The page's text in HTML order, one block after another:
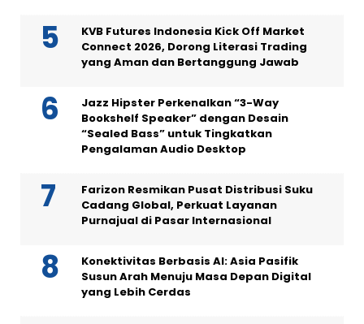
KVB Futures Indonesia Kick Off Market
Connect 2026, Dorong Literasi Trading
yang Aman dan Bertanggung Jawab
Jazz Hipster Perkenalkan “3-Way
Bookshelf Speaker” dengan Desain
“Sealed Bass” untuk Tingkatkan
Pengalaman Audio Desktop
Farizon Resmikan Pusat Distribusi Suku
Cadang Global, Perkuat Layanan
Purnajual di Pasar Internasional
Konektivitas Berbasis AI: Asia Pasifik
Susun Arah Menuju Masa Depan Digital
yang Lebih Cerdas